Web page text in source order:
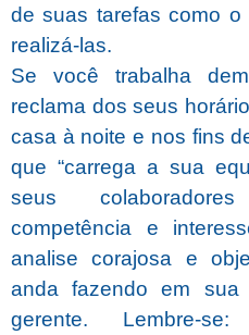
de suas tarefas como
realizá-las.
Se você trabalha
reclama dos seus
casa à noite e nos fins
que “carrega a sua
seus
competência e
analise corajosa e
anda fazendo em sua
gerente. Lembre-